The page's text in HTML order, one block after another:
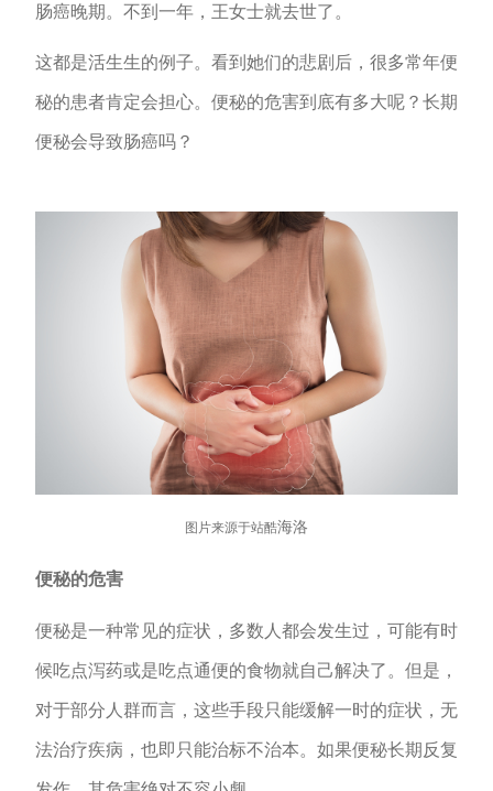
肠癌晚期。不到一年，王女士就去世了。
这都是活生生的例子。看到她们的悲剧后，很多常年便
秘的患者肯定会担心。便秘的危害到底有多大呢？长期
便秘会导致肠癌吗？
图片来源于站酷海洛
便秘的危害
便秘是一种常见的症状，多数人都会发生过，可能有时
候吃点泻药或是吃点通便的食物就自己解决了。但是，
对于部分人群而言，这些手段只能缓解一时的症状，无
法治疗疾病，也即只能治标不治本。如果便秘长期反复